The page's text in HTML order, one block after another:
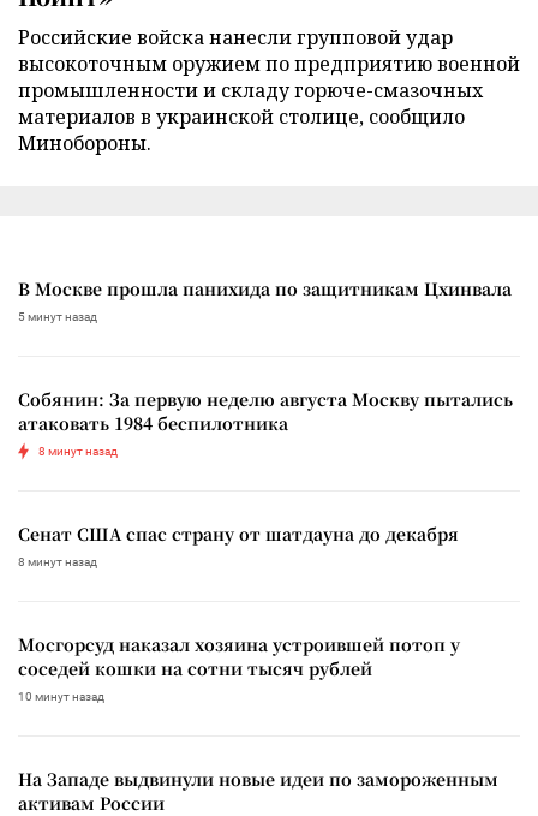
Российские войска нанесли групповой удар
высокоточным оружием по предприятию военной
промышленности и складу горюче-смазочных
материалов в украинской столице, сообщило
Минобороны.
В Москве прошла панихида по защитникам Цхинвала
5 минут назад
Собянин: За первую неделю августа Москву пытались
атаковать 1984 беспилотника
8 минут назад
Сенат США спас страну от шатдауна до декабря
8 минут назад
Мосгорсуд наказал хозяина устроившей потоп у
соседей кошки на сотни тысяч рублей
10 минут назад
На Западе выдвинули новые идеи по замороженным
активам России